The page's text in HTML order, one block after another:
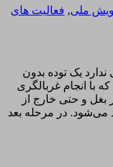
, فعالیت های
یک توده بدون
با انجام غربالگری
و حتی خارج از
می‌شود. در مرحله بعد